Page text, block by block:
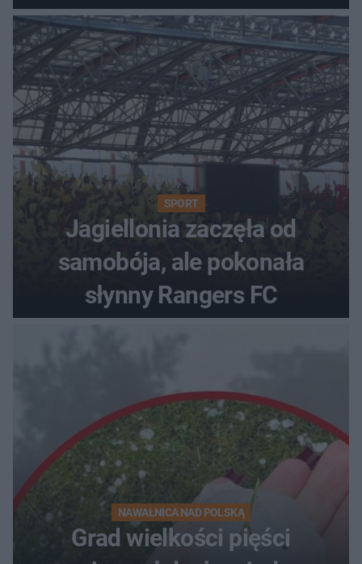
SPORT
Jagiellonia zaczęła od
samobója, ale pokonała
słynny Rangers FC
NAWAŁNICA NAD POLSKĄ
Grad wielkości pięści